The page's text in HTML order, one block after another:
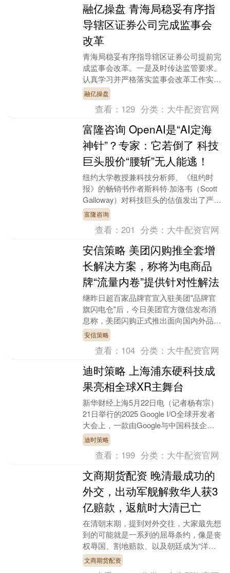
融亿操盘 青海局稳妥有序指
导辖区证券公司完成监事会
改革
青海局稳妥有序指导辖区证券公司提前完
成监事会改革。一是及时传达监管要求。
认真学习并严格落实监事会改革工作实施
方案及相关要求,指导辖区证券公司把握
监管政策和口径,....
融亿操盘
查看： 129 分类： 大牛配资官网
富隆咨询 OpenAI是“AI定海
神针”？专家：它若倒了 科技
巨头股价“腰斩”无人能逃！
纽约大学教授兼科技分析师、《纽约时
报》的畅销书作者斯科特·加洛韦（Scott
Galloway）对科技巨头的估值发出了严厉
警告，并称如果生成式人工智能（AI）
领....
富隆咨询
查看：201 分类： 大牛配资官网
安信策略 美团闪购推全套增
长解决方案，称将为电商品
牌“流量内卷”提供针对性解法
继昨日超百家品牌官宣入驻美团"品牌官
旗闪电仓"后，今日美团官方微信发布消
息称，美团闪购正式推出面向国内外品牌
的全套增长解决方案安信策略，将为缺少
线下渠道的电商品....
安信策略
查看： 104 分类： 大牛配资官网
迪时策略 上海浦东硬科技成
果亮相全球XR主舞台
新华财经上海5月22日电（记者杨有宗）
21日举行的2025 Google I/O全球开发者
大会上，一款由Google与中国科技企业
XREAL联合打造的AR眼镜—....
迪时策略
查看： 199 分类： 大牛配资官网
文商期货配资 晚清最成功的
外交，出动军舰解救华人获3
亿赔款，返航时大清已亡
在清朝末期，提到对外交往，大家最先想
到的可能就是一系列的屈辱条约，像是丧
权辱国、割地赔款、以及朝廷成为“洋人
朝廷”的种种情景。即便如此文商期货配
资，晚清政府依然....
文商期货配资